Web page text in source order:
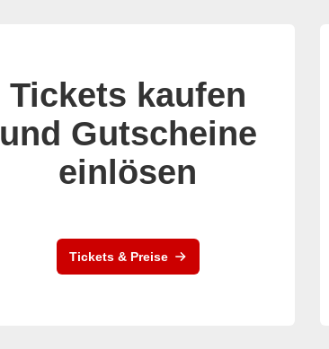
Tickets kaufen
und Gutscheine
einlösen
Tickets & Preise